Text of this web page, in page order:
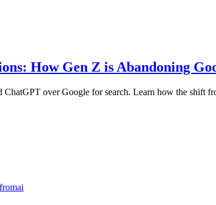
How Gen Z is Abandoning
over Google for search. Learn how the shift